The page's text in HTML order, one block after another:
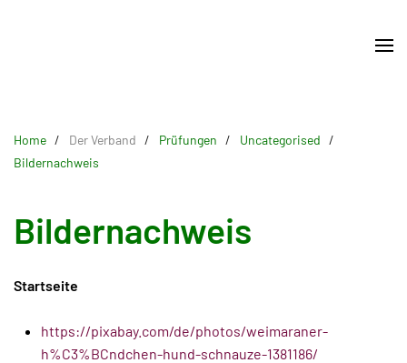
Home Der Verband Prüfungen
Uncategorised
Bildernachweis
Bildernachweis
Startseite
https://pixabay.com/de/photos/weimaraner-
h%C3%BCndchen-hund-schnauze-1381186/